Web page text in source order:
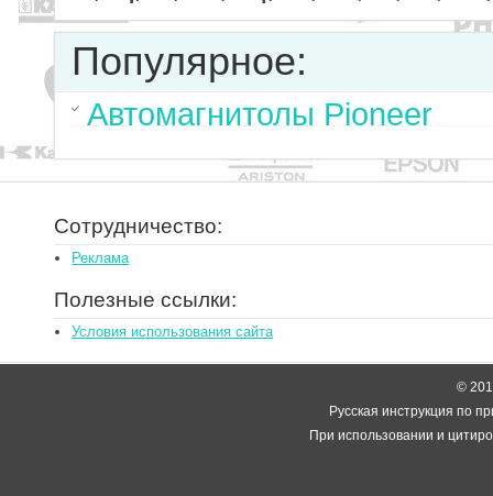
Популярное:
Автомагнитолы Pioneer
Сотрудничество:
Реклама
Полезные ссылки:
Условия использования сайта
©
Русская инструкция по
При использовании и